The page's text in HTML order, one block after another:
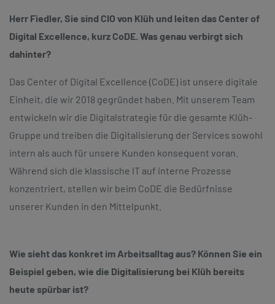
Herr Fiedler, Sie sind CIO von Klüh und leiten das Center of
Digital Excellence, kurz CoDE. Was genau verbirgt sich
dahinter?
Das Center of Digital Excellence (CoDE) ist unsere digitale
Einheit, die wir 2018 gegründet haben. Mit unserem Team
entwickeln wir die Digitalstrategie für die gesamte Klüh-
Gruppe und treiben die Digitalisierung der Services sowohl
intern als auch für unsere Kunden konsequent voran.
Während sich die klassische IT auf interne Prozesse
konzentriert, stellen wir beim CoDE die Bedürfnisse
unserer Kunden in den Mittelpunkt.
Wie sieht das konkret im Arbeitsalltag aus? Können Sie ein
Beispiel geben, wie die Digitalisierung bei Klüh bereits
heute spürbar ist?